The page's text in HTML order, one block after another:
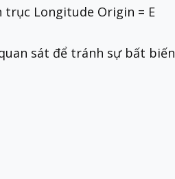
trục Longitude Origin = E
sát để tránh sự bất biến